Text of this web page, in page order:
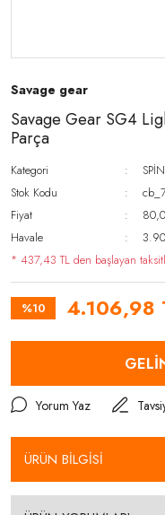
Savage gear
Savage Gear SG4
Parça
Kategori
Stok Kodu
Fiyat
Havale
* 437,43 TL den başlayan
%10 4.106,98
Yorum Yaz
ÜRÜN BİLGİSİ